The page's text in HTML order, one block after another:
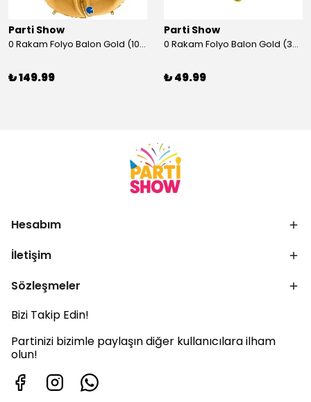
Parti Show
0 Rakam Folyo Balon Gold (100x70 cm)
₺ 149.99
Parti Show
0 Rakam Folyo Balon Gold (35 cm)
₺ 49.99
Hesabım
İletişim
Sözleşmeler
Bizi Takip Edin!
Partinizi bizimle paylaşın diğer kullanıcılara ilham
olun!